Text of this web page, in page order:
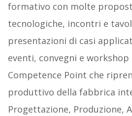
formativo con molte
tecnologiche, incontri e
presentazioni di casi
eventi, convegni e
Competence Point che
produttivo della fabbrica
Progettazione, Produzione,